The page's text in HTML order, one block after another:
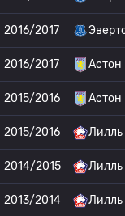
2016/2017
2016/2017 Астон
2015/2016 Астон
2015/2016 Лилль
2014/2015 Лилль
2013/2014 Лилль